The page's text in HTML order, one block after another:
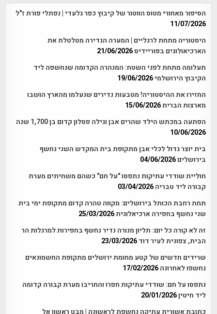
הסיפור מאחורי מטוס הווטור של קיבוץ כפר גלעדי | נפתלי פורת ז"ל
11/07/2026
היסטוריה מתחת לרגליים | המערה הנדירה מטלטלת את
הארכיאולוגים בפוריידיס21/06/2026
תעלומה מתחת לפני השטח: המנהרה הקדומה שנחשפה ליד
הקיבוץ הירושלמי19/06/2026
החזירו את ההיסטוריה! מטבעות נדירים שנעלמו מהארץ הושבו
מארצות הברית15/06/2026
הפתעה במכתש הילד שהרים אבן וגילה פסלון קדום בן 1,700 שנה
10/06/2026
בית יוצר גדול לכלי אבן מתקופת בית המקדש השני נחשף
בירושלים 04/06/2026
חוליית שודדי עתיקות נתפסו "על חם" כשהם משחיתים מערת
קבורה ליד טבריה 03/04/2026
תחת רחבת הכותל בירושלים: מקווה טהרה קדום מתקופת ימי בית
שני נחשף בחפירה ארכיאלוגית25/03/2026
זה לא קורה כל יום: תליון מנורה נדיר נחשף בחפירות למרגלות הר
הבית, צפונית לעיר דוד 23/03/2026
שרידים חדשים של קטע מחומת ירושלים מתקופת החשמונאים
נחשפו לאחרונה 17/02/2026
נתפסו על חם: שודדי עתיקות חפרו והחריבו מערת קבורה קדומה
ליד חיטין20/01/2026
כתובת אשורית עתיקה נחשפת לראשונה | מבט ראשון אל